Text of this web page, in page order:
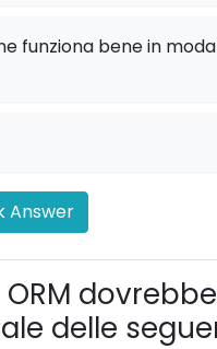
funziona bene in
Answer
dovrebbe
delle